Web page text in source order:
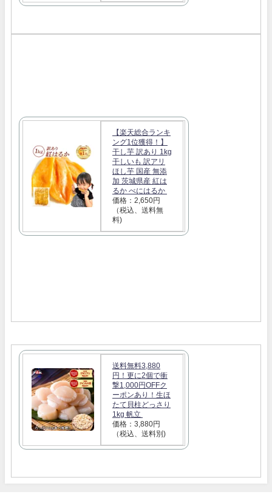
【楽天総合ランキ
ング1位獲得！】
干し芋 訳あり 1kg
干しいも 訳アリ
ほし芋 国産 無添
加 茨城県産 紅は
るか べにはるか
価格：2,650円
（税込、送料無
料)
送料無料3,880
円！更に2個で衝
撃1,000円OFFク
ーポンあり！生ほ
たて貝柱どっさり
1kg 帆立
価格：3,880円
（税込、送料別)